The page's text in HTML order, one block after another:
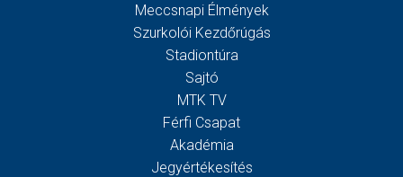
Meccsnapi Élmények
Szurkolói Kezdőrúgás
Stadiontúra
Sajtó
MTK TV
Férfi Csapat
Akadémia
Jegyértékesítés